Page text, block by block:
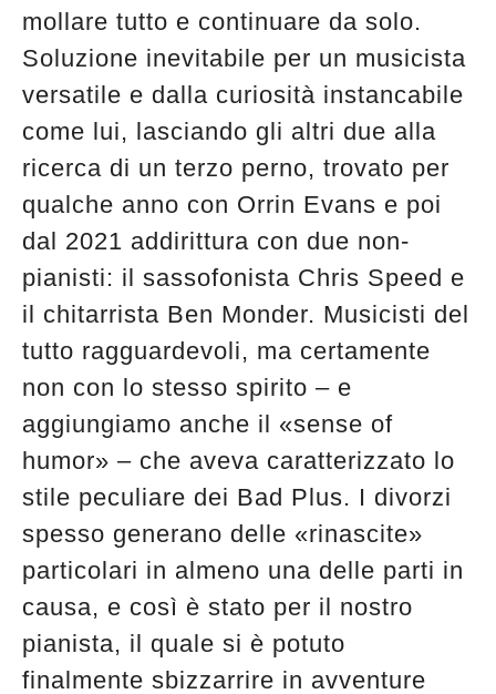
mollare tutto e continuare da solo.
Soluzione inevitabile per un musicista
versatile e dalla curiosità instancabile
come lui, lasciando gli altri due alla
ricerca di un terzo perno, trovato per
qualche anno con Orrin Evans e poi
dal 2021 addirittura con due non-
pianisti: il sassofonista Chris Speed e
il chitarrista Ben Monder. Musicisti del
tutto ragguardevoli, ma certamente
non con lo stesso spirito – e
aggiungiamo anche il «sense of
humor» – che aveva caratterizzato lo
stile peculiare dei Bad Plus. I divorzi
spesso generano delle «rinascite»
particolari in almeno una delle parti in
causa, e così è stato per il nostro
pianista, il quale si è potuto
finalmente sbizzarrire in avventure